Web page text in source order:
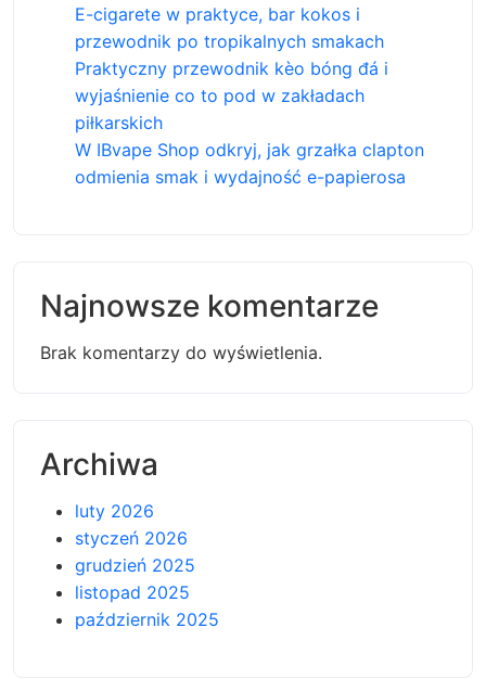
E-cigarete w praktyce, bar kokos i
przewodnik po tropikalnych smakach
Praktyczny przewodnik kèo bóng đá i
wyjaśnienie co to pod w zakładach
piłkarskich
W IBvape Shop odkryj, jak grzałka clapton
odmienia smak i wydajność e-papierosa
Najnowsze komentarze
Brak komentarzy do wyświetlenia.
Archiwa
luty 2026
styczeń 2026
grudzień 2025
listopad 2025
październik 2025